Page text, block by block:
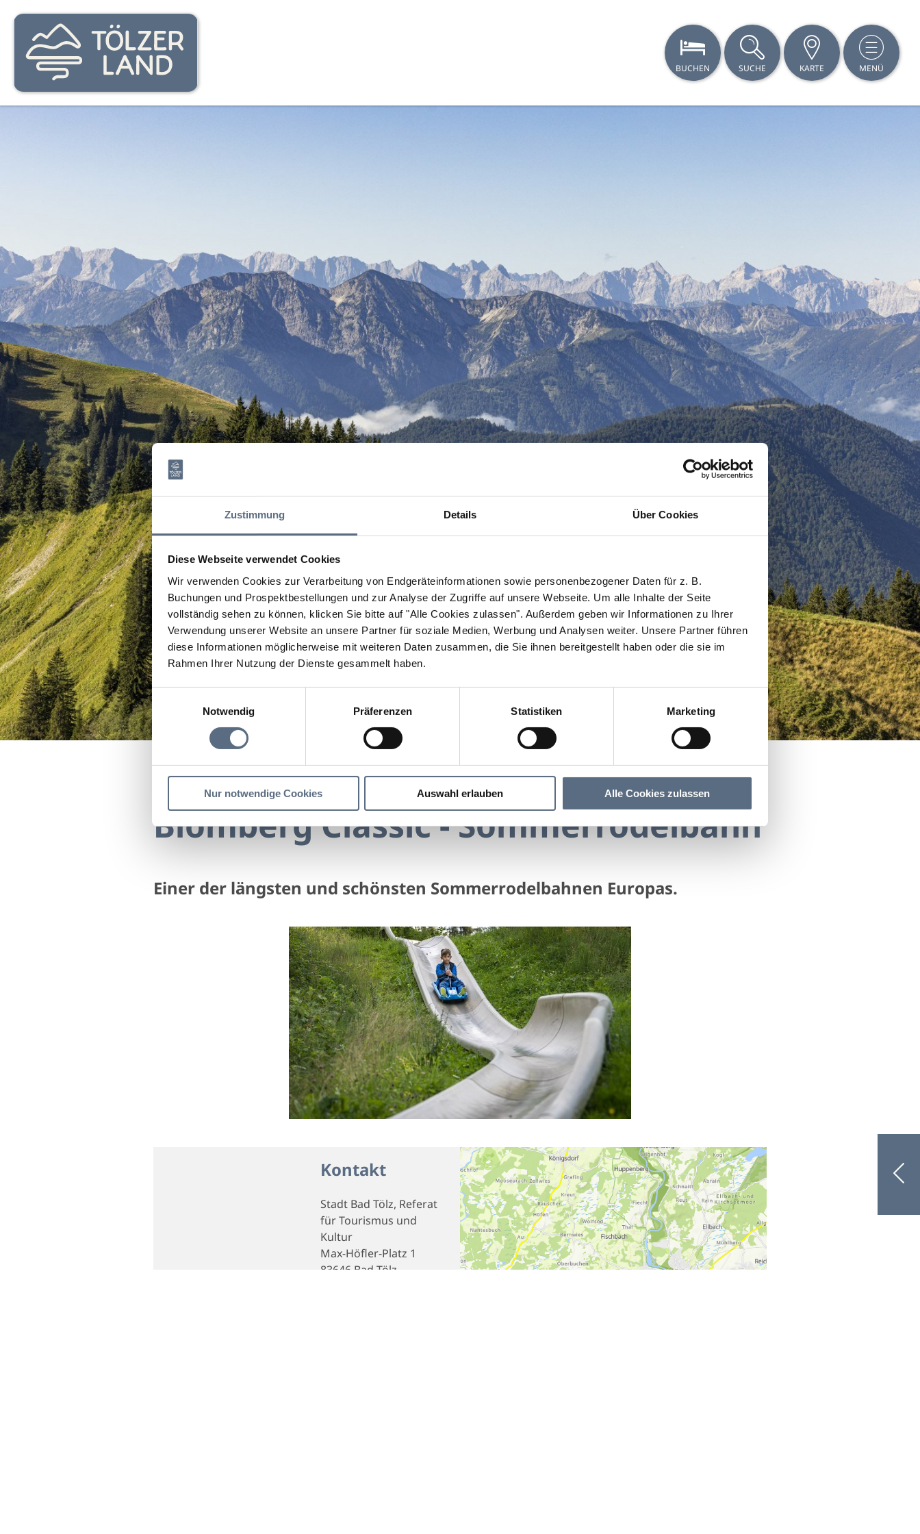
Zustimmung Details Über Cookies
Diese Webseite verwendet Cookies
Wir verwenden Cookies zur Verarbeitung von Endgeräteinformationen sowie personenbezogener Daten für z. B.
Buchungen und Prospektbestellungen und zur Analyse der Zugriffe auf unsere Webseite. Um alle Inhalte der Seite
vollständig sehen zu können, klicken Sie bitte auf "Alle Cookies zulassen". Außerdem geben wir Informationen zu Ihrer
Verwendung unserer Website an unsere Partner für soziale Medien, Werbung und Analysen weiter. Unsere Partner führen
diese Informationen möglicherweise mit weiteren Daten zusammen, die Sie ihnen bereitgestellt haben oder die sie im
Rahmen Ihrer Nutzung der Dienste gesammelt haben.
Einwilligungsauswahl
Notwendig
Präferenzen Statistiken Marketing
Nur notwendige Cookies Auswahl erlauben Alle Cookies zulassen
BUCHEN SUCHE KARTE MENÜ
Blomberg Classic - Sommerrodelbahn
Blomberg Classic - Sommerrodelbahn
Einer der längsten und schönsten Sommerrodelbahnen Europas.
Kontakt
Stadt Bad Tölz, Referat
für Tourismus und
Kultur
Max-Höfler-Platz 1
83646 Bad Tölz